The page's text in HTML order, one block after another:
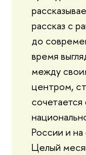
рассказ с
до
время
между
центром,
России и
Целый